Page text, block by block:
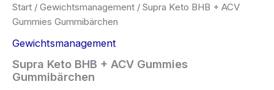
Start / Gewichtsmanagement / Supra Keto BHB + ACV
Gummies Gummibärchen
Gewichtsmanagement
Supra Keto BHB + ACV Gummies
Gummibärchen